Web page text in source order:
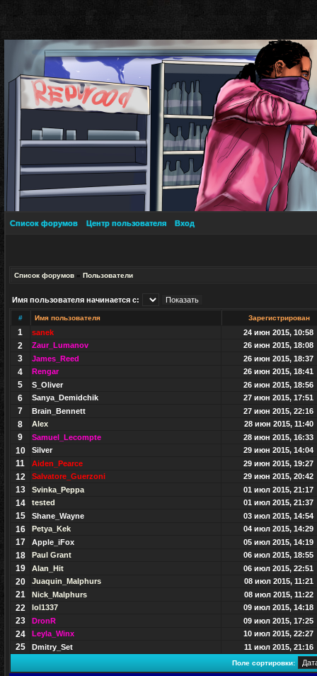
Список форумов Центр пользователя Вход
Список форумов » Пользователи
Имя пользователя начинается с:
# Имя пользователя Зарегистрирован
1 sanek 24 июн 2015, 10:58
2 Zaur_Lumanov 26 июн 2015, 18:08
3 James_Reed 26 июн 2015, 18:37
4 Rengar 26 июн 2015, 18:41
5 S_Oliver 26 июн 2015, 18:56
6 Sanya_Demidchik 27 июн 2015, 17:51
7 Brain_Bennett 27 июн 2015, 22:16
8 Alex 28 июн 2015, 11:40
9 Samuel_Lecompte 28 июн 2015, 16:33
10 Silver 29 июн 2015, 14:04
11 Aiden_Pearce 29 июн 2015, 19:27
12 Salvatore_Guerzoni 29 июн 2015, 20:42
13 Svinka_Peppa 01 июл 2015, 21:17
14 tested 01 июл 2015, 21:37
15 Shane_Wayne 03 июл 2015, 14:54
16 Petya_Kek 04 июл 2015, 14:29
17 Apple_iFox 05 июл 2015, 14:19
18 Paul Grant 06 июл 2015, 18:55
19 Alan_Hit 06 июл 2015, 22:51
20 Juaquin_Malphurs 08 июл 2015, 11:21
21 Nick_Malphurs 08 июл 2015, 11:22
22 lol1337 09 июл 2015, 14:18
23 DronR 09 июл 2015, 17:25
24 Leyla_Winx 10 июл 2015, 22:27
25 Dmitry_Set 11 июл 2015, 21:16
Поле сортировки: